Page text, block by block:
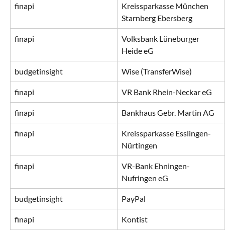
finapi
Kreissparkasse München
Starnberg Ebersberg
finapi
Volksbank Lüneburger
Heide eG
budgetinsight Wise (TransferWise)
finapi VR Bank Rhein-Neckar eG
finapi Bankhaus Gebr. Martin AG
finapi
Kreissparkasse Esslingen-
Nürtingen
finapi
VR-Bank Ehningen-
Nufringen eG
budgetinsight PayPal
finapi Kontist